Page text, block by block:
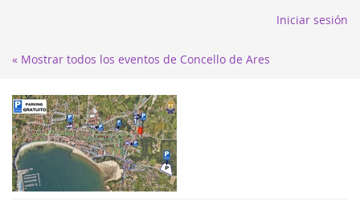
Iniciar sesión
« Mostrar todos los eventos de Concello de Ares